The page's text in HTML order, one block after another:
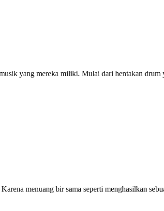
yang mereka miliki. Mulai dari hentakan
menuang bir sama seperti menghasilkan